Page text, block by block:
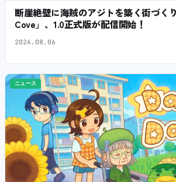
断崖絶壁に海賊のアジトを築く街づく
Cove」、1.0正式版が配信開始！
2026.08.06
ニュース